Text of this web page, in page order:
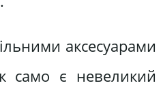
аксесуарами
само є невеликий